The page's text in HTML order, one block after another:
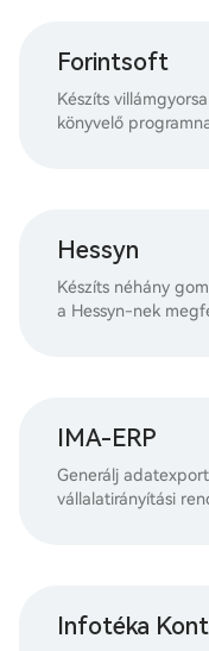
Forintsoft
Készíts
könyvelő
Hessyn
Készíts néhány
a Hessyn-nek
IMA-ERP
Generálj
vállalatirányítási
Infotéka